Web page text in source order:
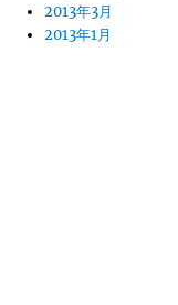
2013年3月
2013年1月